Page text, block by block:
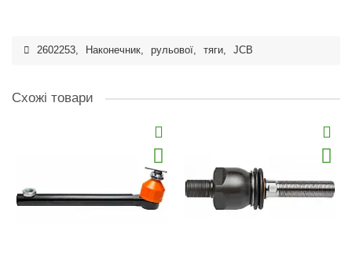
2602253, Наконечник, рульової, тяги, JCB
Схожі товари